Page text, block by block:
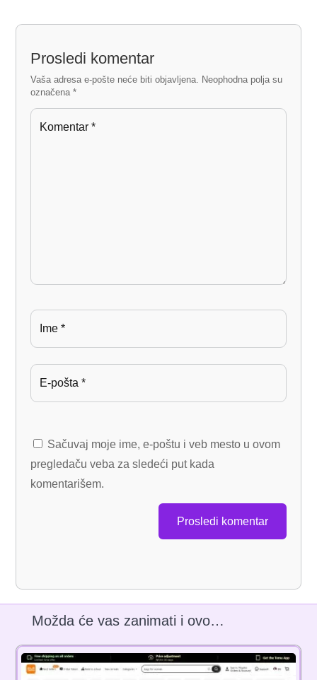
Prosledi komentar
Vaša adresa e-pošte neće biti objavljena. Neophodna polja su
označena*
Sačuvaj moje ime, e-poštu i veb mesto u ovom
pregledaču veba za sledeći put kada
komentarišem.
Prosledi komentar
Možda će vas zanimati i ovo…